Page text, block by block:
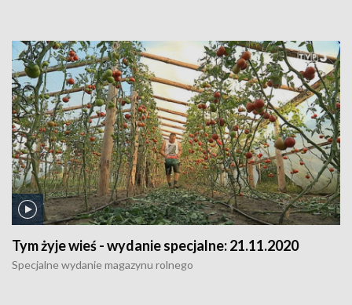
Tym żyje wieś - wydanie specjalne:21.11.2020
Specjalne wydanie magazynu rolnego